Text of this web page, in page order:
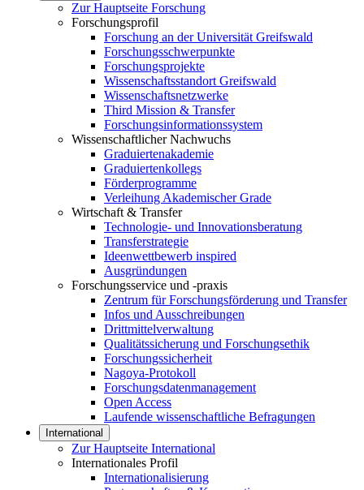
Zur Hauptseite Forschung
Forschungsprofil
Forschung an der Universität Greifswald
Forschungsschwerpunkte
Forschungsprojekte
Wissenschaftsstandort Greifswald
Wissenschaftsnetzwerke
Third Mission & Transfer
Forschungsinformationssystem
Wissenschaftlicher Nachwuchs
Graduiertenakademie
Graduiertenkollegs
Förderprogramme
Verleihung Akademischer Grade
Wirtschaft & Transfer
Technologie- und Innovationsberatung
Transferstrategie
Ideenwettbewerb inspired
Ausgründungen
Forschungsservice und -praxis
Zentrum für Forschungsförderung und Transfer
Infos und Ausschreibungen
Drittmittelverwaltung
Qualitätssicherung und Forschungsethik
Forschungssicherheit
Nagoya-Protokoll
Forschungsdatenmanagement
Open Access
Laufende wissenschaftliche Befragungen
International
Zur Hauptseite International
Internationales Profil
Internationalisierung